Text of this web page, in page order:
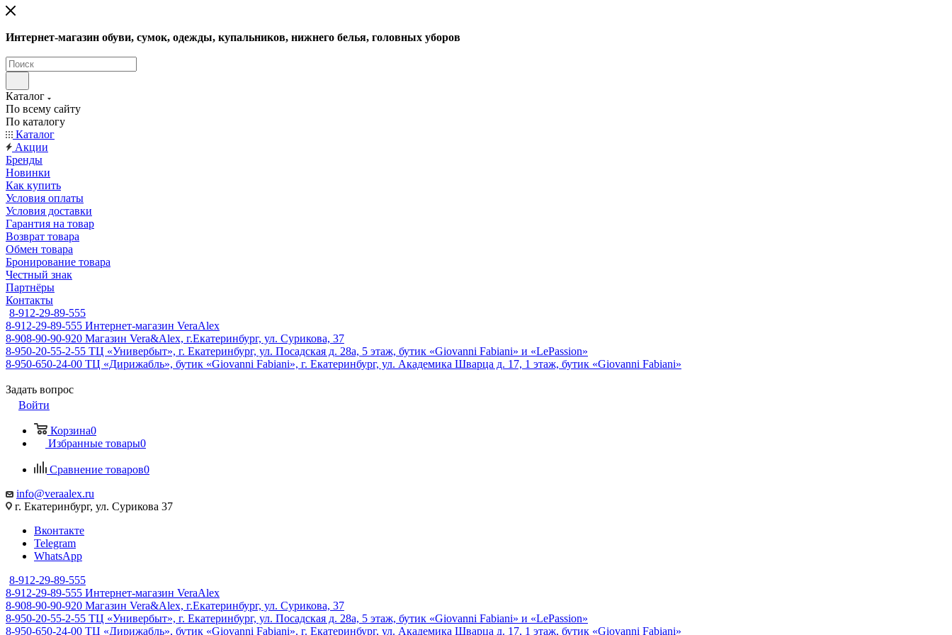
Интернет-магазин обуви, сумок, одежды, купальников, нижнего белья, головных уборов
Каталог
По всему сайту
По каталогу
Каталог
Акции
Бренды
Новинки
Как купить
Условия оплаты
Условия доставки
Гарантия на товар
Возврат товара
Обмен товара
Бронирование товара
Честный знак
Партнёры
Контакты
8-912-29-89-555
8-912-29-89-555 Интернет-магазин VeraAlex
8-908-90-90-920 Магазин Vera&Alex, г.Екатеринбург, ул. Сурикова, 37
8-950-20-55-2-55 ТЦ «Универбыт», г. Екатеринбург, ул. Посадская д. 28а, 5 этаж, бутик «Giovanni Fabiani» и «LePassion»
8-950-650-24-00 ТЦ «Дирижабль», бутик «Giovanni Fabiani», г. Екатеринбург, ул. Академика Шварца д. 17, 1 этаж, бутик «Giovanni Fabiani»
Задать вопрос
Войти
Корзина0
Избранные товары0
Сравнение товаров0
info@veraalex.ru
г. Екатеринбург, ул. Сурикова 37
Вконтакте
Telegram
WhatsApp
8-912-29-89-555
8-912-29-89-555 Интернет-магазин VeraAlex
8-908-90-90-920 Магазин Vera&Alex, г.Екатеринбург, ул. Сурикова, 37
8-950-20-55-2-55 ТЦ «Универбыт», г. Екатеринбург, ул. Посадская д. 28а, 5 этаж, бутик «Giovanni Fabiani» и «LePassion»
8-950-650-24-00 ТЦ «Дирижабль», бутик «Giovanni Fabiani», г. Екатеринбург, ул. Академика Шварца д. 17, 1 этаж, бутик «Giovanni Fabiani»